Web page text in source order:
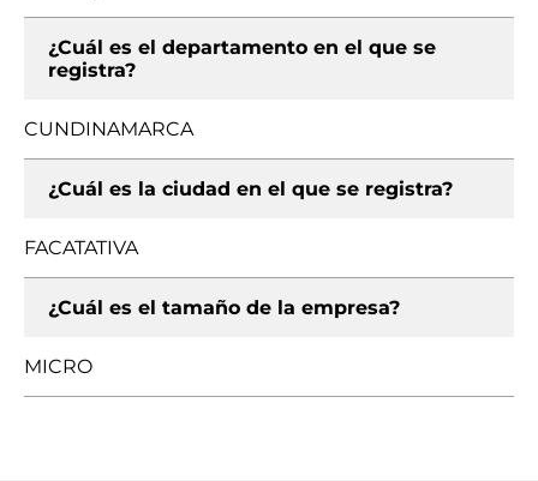
¿Cuál es el departamento en el que se
registra?
CUNDINAMARCA
¿Cuál es la ciudad en el que se registra?
FACATATIVA
¿Cuál es el tamaño de la empresa?
MICRO